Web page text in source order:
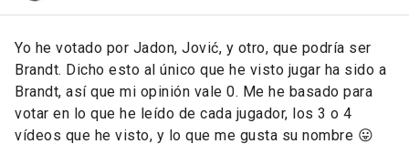
Yo he votado por Jadon, Jović, y otro, que podría ser
Brandt. Dicho esto al único que he visto jugar ha sido a
Brandt, así que mi opinión vale 0. Me he basado para
votar en lo que he leído de cada jugador, los 3 o 4
vídeos que he visto, y lo que me gusta su nombre 😛